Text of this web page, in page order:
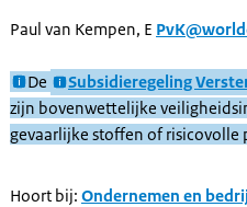
Paul van Kempen, E
De Subsidieregeling
zijn bovenwettelijke
gevaarlijke stoffen of risicovolle
Hoort bij: Ondernemen en